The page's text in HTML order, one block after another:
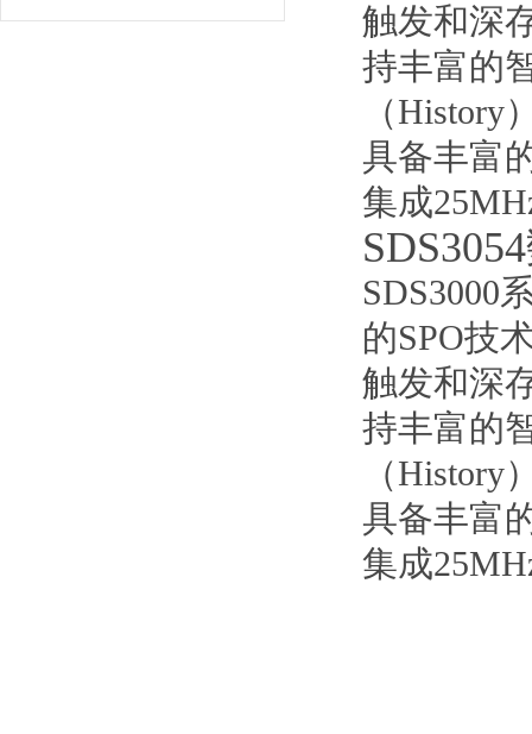
触发和深
持丰富的
（History
具备丰富
集成
SDS3000
的SPO技
触发和深
持丰富的
（History
具备丰富
集成